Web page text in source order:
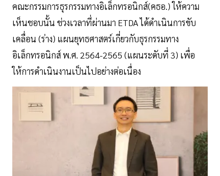
คณะกรรมการธุรกรรมทางอิเล็กทรอนิกส์(คธอ.) ให้ความ
เห็นชอบนั้น ช่วงเวลาที่ผ่านมา ETDA ได้ดำเนินการขับ
เคลื่อน (ร่าง) แผนยุทธศาสตร์เกี่ยวกับธุรกรรมทาง
อิเล็กทรอนิกส์ พ.ศ. 2564-2565 (แผนระดับที่ 3) เพื่อ
ให้การดำเนินงานเป็นไปอย่างต่อเนื่อง